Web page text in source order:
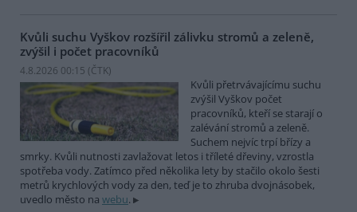
Kvůli suchu Vyškov rozšířil zálivku stromů a zeleně,
zvýšil i počet pracovníků
4.8.2026 00:15 (ČTK)
Kvůli přetrvávajícímu suchu
zvýšil Vyškov počet
pracovníků, kteří se starají o
zalévání stromů a zeleně.
Suchem nejvíc trpí břízy a
smrky. Kvůli nutnosti zavlažovat letos i tříleté dřeviny, vzrostla
spotřeba vody. Zatímco před několika lety by stačilo okolo šesti
metrů krychlových vody za den, teď je to zhruba dvojnásobek,
uvedlo město na webu.